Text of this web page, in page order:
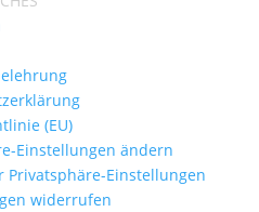
(EU)
Einstellungen ändern
Privatsphäre-Einstellungen
widerrufen